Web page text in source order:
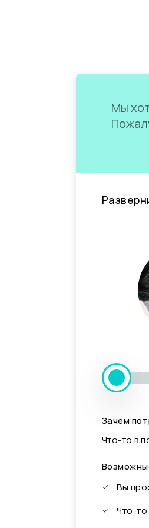
Мы
Зачем
Что-то в
Вы
Что-